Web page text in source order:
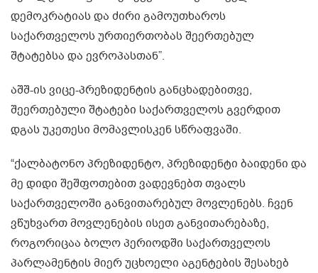
დემოკრატიას და ძირი გამოუთხაროს
საქართველოს ურთიერთობას შეერთებულ
შტატებსა და ევროპასთან”.
აშშ-ის ვიცე-პრეზიდენტის განცხადებითვე,
შეერთებული შტატები საქართველოს გვერდით
დგას უკეთესი მომავლისკენ სწრაფვაში.
“ქალბატონო პრეზიდენტო, პრეზიდენტი ბაიდენი და
მე დიდი შეშფოთებით ვადევნებთ თვალს
საქართველოში განვითარებულ მოვლენებს. ჩვენ
ვწუხვართ მოვლენების ისეთ განვითარებაზე,
როგორიცაა ბოლო პერიოდში საქართველოს
პარლამენტის მიერ უცხოელი აგენტების შესახებ